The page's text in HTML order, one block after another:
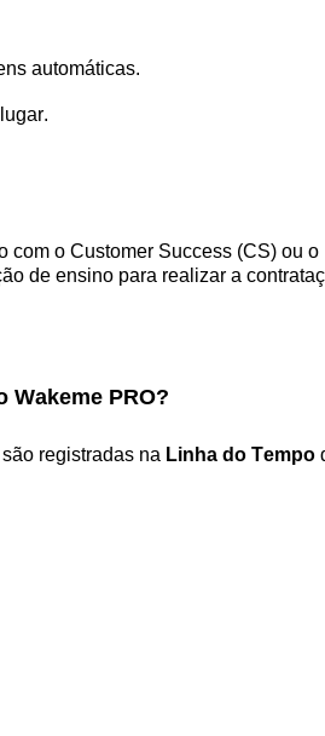
automáticas.
com o Customer Success (CS) ou o
de ensino para realizar a
Wakeme PRO?
registradas na Linha do Tempo